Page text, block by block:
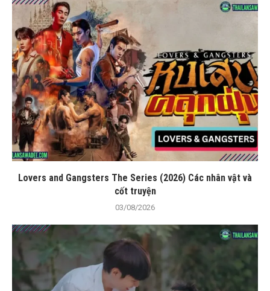
Lovers and Gangsters The Series (2026) Các nhân vật và
cốt truyện
03/08/2026